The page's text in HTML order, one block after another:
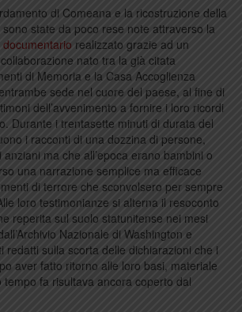
di Comeana e la ricostruzione della
state da poco rese note attraverso la
realizzato grazie ad un
nato tra la già citata
di Memoria e la Casa Accoglienza
sede nel cuore del paese, al fine di
dell’avvenimento a fornire i loro ricordi
Durante i trentasette minuti di durata del
i racconti di una dozzina di persone,
ma che all’epoca erano bambini o
una narrazione semplice ma efficace
di terrore che sconvolsero per sempre
loro testimonianze si alterna il resoconto
reperita sul suolo statunitense nei mesi
Nazionale di Washington e
redatti sulla scorta delle dichiarazioni che i
aver fatto ritorno alle loro basi, materiale
fa risultava ancora coperto dal